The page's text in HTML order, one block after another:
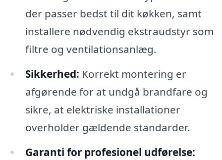
der passer bedst til dit køkken, samt
installere nødvendig ekstraudstyr som
filtre og ventilationsanlæg.
Sikkerhed: Korrekt montering er
afgørende for at undgå brandfare og
sikre, at elektriske installationer
overholder gældende standarder.
Garanti for profesionel udførelse: